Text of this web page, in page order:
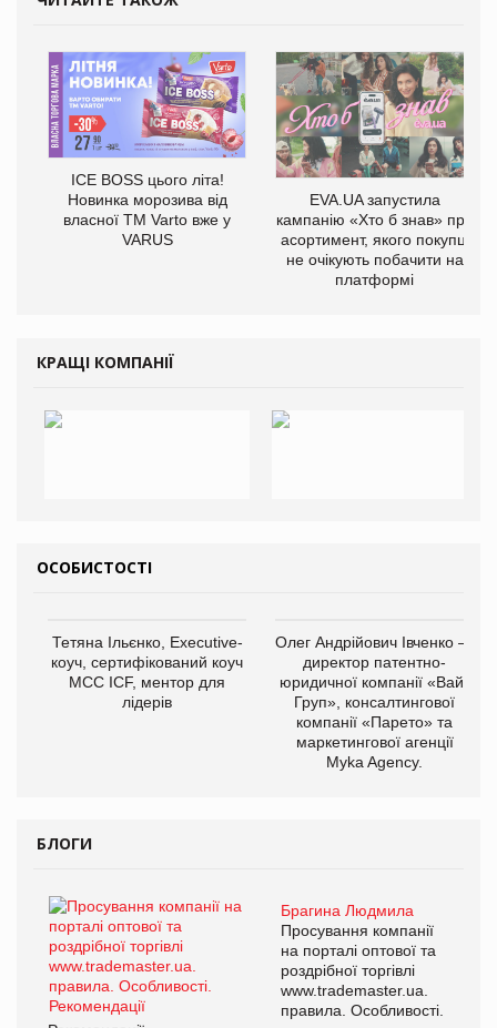
ICE BOSS цього літа!
Новинка морозива від
власної ТМ Varto вже у
VARUS
EVA.UA запустила
кампанію «Хто б знав» про
асортимент, якого покупці
не очікують побачити на
платформі
КРАЩІ КОМПАНІЇ
ОСОБИСТОСТІ
Тетяна Ільєнко, Executive-
коуч, сертифікований коуч
МСС ICF, ментор для
лідерів
Олег Андрійович Івченко —
директор патентно-
юридичної компанії «Вайз
Груп», консалтингової
компанії «Парето» та
маркетингової агенції
Myka Agency.
БЛОГИ
Брагина Людмила
Просування компанії
на порталі оптової та
роздрібної торгівлі
www.trademaster.ua.
правила. Особливості.